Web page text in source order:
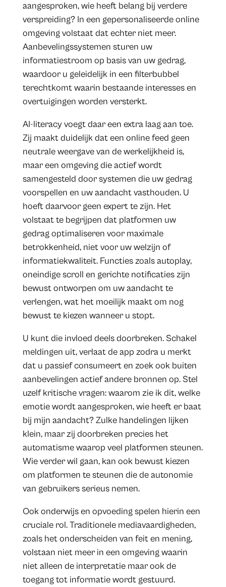
aangesproken, wie heeft belang bij verdere
verspreiding? In een gepersonaliseerde online
omgeving volstaat dat echter niet meer.
Aanbevelingssystemen sturen uw
informatiestroom op basis van uw gedrag,
waardoor u geleidelijk in een filterbubbel
terechtkomt waarin bestaande interesses en
overtuigingen worden versterkt.
AI-literacy voegt daar een extra laag aan toe.
Zij maakt duidelijk dat een online feed geen
neutrale weergave van de werkelijkheid is,
maar een omgeving die actief wordt
samengesteld door systemen die uw gedrag
voorspellen en uw aandacht vasthouden. U
hoeft daarvoor geen expert te zijn. Het
volstaat te begrijpen dat platformen uw
gedrag optimaliseren voor maximale
betrokkenheid, niet voor uw welzijn of
informatiekwaliteit. Functies zoals autoplay,
oneindige scroll en gerichte notificaties zijn
bewust ontworpen om uw aandacht te
verlengen, wat het moeilijk maakt om nog
bewust te kiezen wanneer u stopt.
U kunt die invloed deels doorbreken. Schakel
meldingen uit, verlaat de app zodra u merkt
dat u passief consumeert en zoek ook buiten
aanbevelingen actief andere bronnen op. Stel
uzelf kritische vragen: waarom zie ik dit, welke
emotie wordt aangesproken, wie heeft er baat
bij mijn aandacht? Zulke handelingen lijken
klein, maar zij doorbreken precies het
automatisme waarop veel platformen steunen.
Wie verder wil gaan, kan ook bewust kiezen
om platformen te steunen die de autonomie
van gebruikers serieus nemen.
Ook onderwijs en opvoeding spelen hierin een
cruciale rol. Traditionele mediavaardigheden,
zoals het onderscheiden van feit en mening,
volstaan niet meer in een omgeving waarin
niet alleen de interpretatie maar ook de
toegang tot informatie wordt gestuurd.